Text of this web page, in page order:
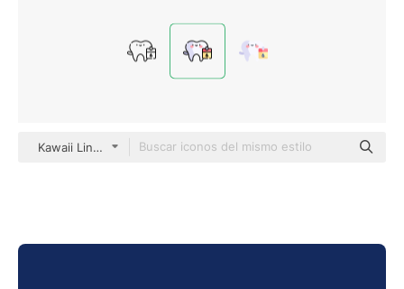
Kawaii Lineal color